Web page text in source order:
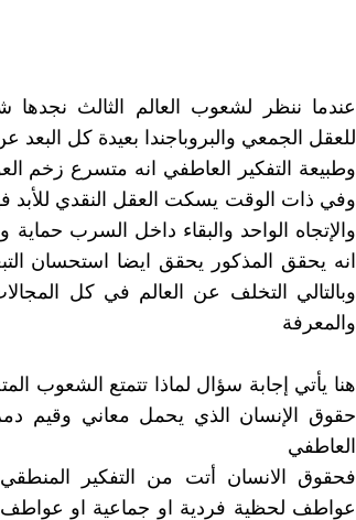
عندما ننظر لشعوب العالم الثالث نجدها
للعقل الجمعي والبروباجندا بعيدة كل البعد
وطبيعة التفكير العاطفي انه متسرع زخم
وفي ذات الوقت يسكت العقل النقدي للأبد
والإتجاه الواحد والبقاء داخل السرب
انه يحقق المذكور يحقق ايضا استحسان
وبالتالي التخلف عن العالم في كل
والمعرفة
هنا يأتي إجابة سؤال لماذا تتمتع الشعوب
حقوق الإنسان الذي يحمل معاني وقيم
العاطفي
فحقوق الانسان أتت من التفكير
عواطف لحظية فردية او جماعية او